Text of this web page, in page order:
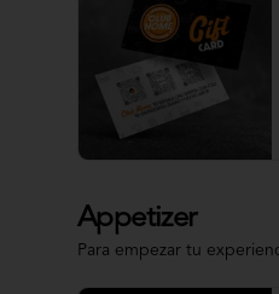
Appetizer
Para empezar tu